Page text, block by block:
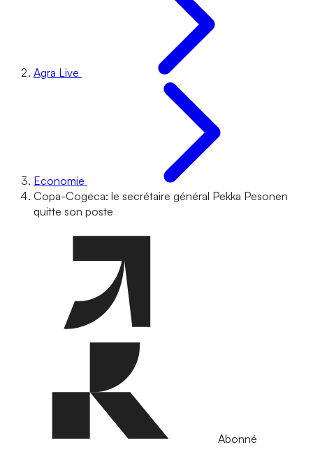
Agra Live
Economie
Copa-Cogeca: le secrétaire général Pekka Pesonen
quitte son poste
Abonné